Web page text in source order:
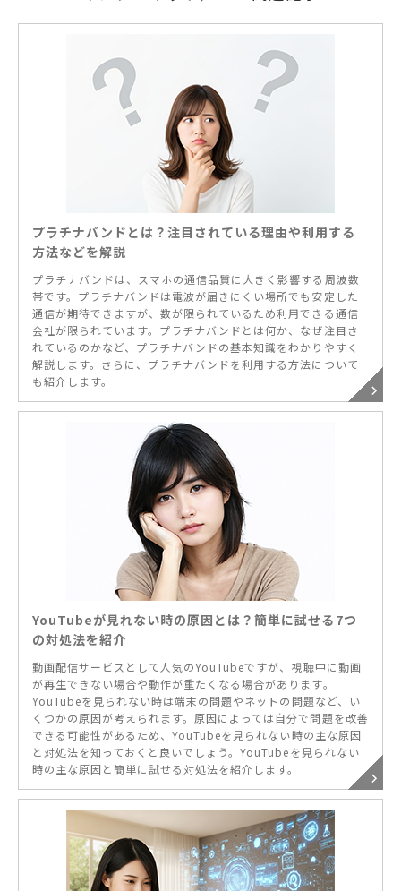
プラチナバンドとは？注目されている理由や利用する
方法などを解説
プラチナバンドは、スマホの通信品質に大きく影響する周波数
帯です。プラチナバンドは電波が届きにくい場所でも安定した
通信が期待できますが、数が限られているため利用できる通信
会社が限られています。プラチナバンドとは何か、なぜ注目さ
れているのかなど、プラチナバンドの基本知識をわかりやすく
解説します。さらに、プラチナバンドを利用する方法について
も紹介します。
YouTubeが見れない時の原因とは？簡単に試せる7つ
の対処法を紹介
動画配信サービスとして人気のYouTubeですが、視聴中に動画
が再生できない場合や動作が重たくなる場合があります。
YouTubeを見られない時は端末の問題やネットの問題など、い
くつかの原因が考えられます。原因によっては自分で問題を改善
できる可能性があるため、YouTubeを見られない時の主な原因
と対処法を知っておくと良いでしょう。YouTubeを見られない
時の主な原因と簡単に試せる対処法を紹介します。